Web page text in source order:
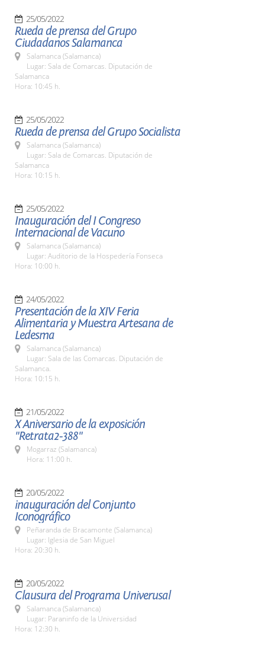
25/05/2022
Rueda de prensa del Grupo
Ciudadanos Salamanca
Salamanca (Salamanca)
Lugar: Sala de Comarcas. Diputación de
Salamanca
Hora: 10:45 h.
25/05/2022
Rueda de prensa del Grupo Socialista
Salamanca (Salamanca)
Lugar: Sala de Comarcas. Diputación de
Salamanca
Hora: 10:15 h.
25/05/2022
Inauguración del I Congreso
Internacional de Vacuno
Salamanca (Salamanca)
Lugar: Auditorio de la Hospedería Fonseca
Hora: 10:00 h.
24/05/2022
Presentación de la XIV Feria
Alimentaria y Muestra Artesana de
Ledesma
Salamanca (Salamanca)
Lugar: Sala de las Comarcas. Diputación de
Salamanca.
Hora: 10:15 h.
21/05/2022
X Aniversario de la exposición
"Retrata2-388"
Mogarraz (Salamanca)
Hora: 11:00 h.
20/05/2022
inauguración del Conjunto
Iconográfico
Peñaranda de Bracamonte (Salamanca)
Lugar: Iglesia de San Miguel
Hora: 20:30 h.
20/05/2022
Clausura del Programa Univerusal
Salamanca (Salamanca)
Lugar: Paraninfo de la Universidad
Hora: 12:30 h.